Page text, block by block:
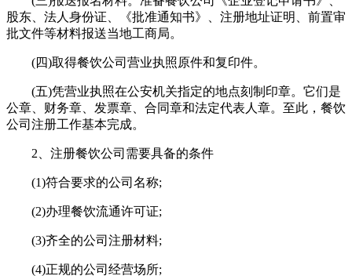
股东、法人身份证、《批准通知书》、注册地址证明、前置审
批文件等材料报送当地工商局。
(四)取得餐饮公司营业执照原件和复印件。
(五)凭营业执照在公安机关指定的地点刻制印章。它们是
公章、财务章、发票章、合同章和法定代表人章。至此，餐饮
公司注册工作基本完成。
2、注册餐饮公司需要具备的条件
(1)符合要求的公司名称;
(2)办理餐饮流通许可证;
(3)齐全的公司注册材料;
(4)正规的公司经营场所;